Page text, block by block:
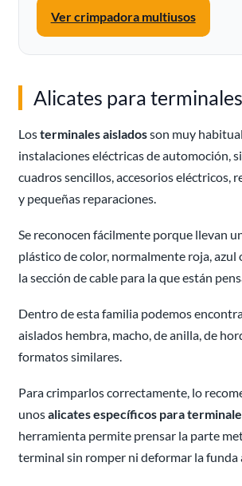
Ver crimpadora multiusos
Alicates para
Losterminales aisladosson muy
instalaciones eléctricas de automoción,
cuadros sencillos, accesorios eléctricos,
y pequeñas reparaciones.
Se reconocen fácilmente porque llevan
plástico de color, normalmente roja, azul
la sección de cable para la que están
Dentro de esta familia podemos
aislados hembra, macho, de anilla, de
formatos similares.
Para crimparlos correctamente, lo
unosalicates específicos para
herramienta permite prensar la parte
terminal sin romper ni deformar la funda